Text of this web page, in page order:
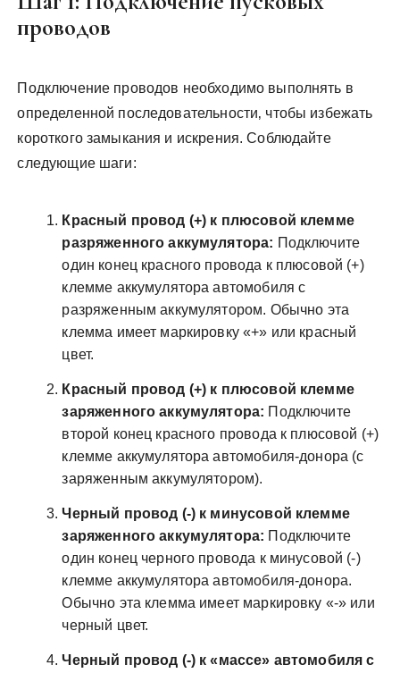
проводов
Подключение проводов необходимо выполнять в
определенной последовательности‚ чтобы избежать
короткого замыкания и искрения. Соблюдайте
следующие шаги:
Красный провод (+) к плюсовой клемме
разряженного аккумулятора: Подключите
один конец красного провода к плюсовой (+)
клемме аккумулятора автомобиля с
разряженным аккумулятором. Обычно эта
клемма имеет маркировку «+» или красный
цвет.
Красный провод (+) к плюсовой клемме
заряженного аккумулятора: Подключите
второй конец красного провода к плюсовой (+)
клемме аккумулятора автомобиля-донора (с
заряженным аккумулятором).
Черный провод (-) к минусовой клемме
заряженного аккумулятора: Подключите
один конец черного провода к минусовой (-)
клемме аккумулятора автомобиля-донора.
Обычно эта клемма имеет маркировку «-» или
черный цвет.
Черный провод (-) к «массе» автомобиля с